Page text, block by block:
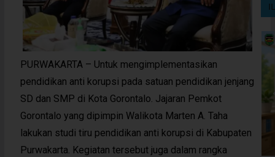
PURWAKARTA – Untuk mengimplementasikan
pendidikan anti korupsi pada satuan pendidikan jenjang
SD dan SMP di Kota Gorontalo. Jajaran Pemkot
Gorontalo yang dipimpin Walikota Marten A. Taha
lakukan studi tiru pendidikan anti korupsi di Kabupaten
Purwakarta. Kegiatan tersebut juga dalam rangka